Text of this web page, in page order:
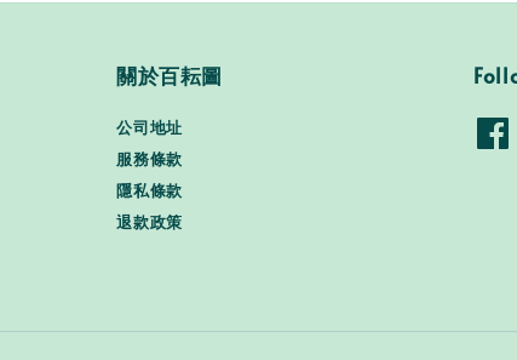
關於百耘圖
公司地址
服務條款
隱私條款
退款政策